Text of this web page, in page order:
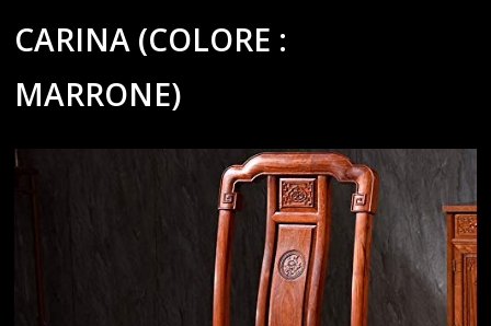
CARINA (COLORE :
MARRONE)